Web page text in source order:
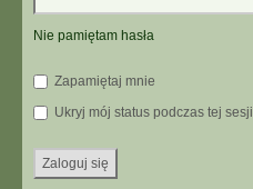
Nie pamiętam hasła
Zapamiętaj mnie
Ukryj mój status podczas tej sesji